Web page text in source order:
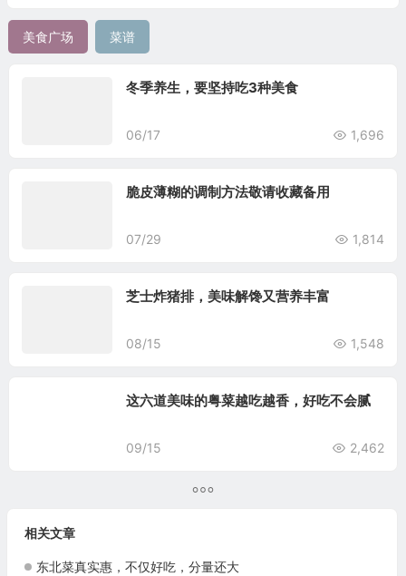
美食广场 菜谱
冬季养生，要坚持吃3种美食
06/17 1,696
脆皮薄糊的调制方法敬请收藏备用
07/29 1,814
芝士炸猪排，美味解馋又营养丰富
08/15 1,548
这六道美味的粤菜越吃越香，好吃不会腻
09/15 2,462
相关文章
东北菜真实惠，不仅好吃，分量还大